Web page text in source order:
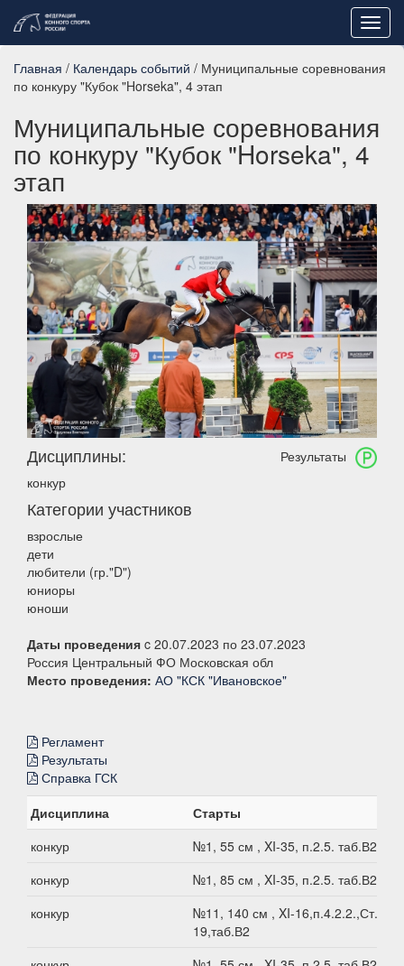
Главная / Календарь событий / Муниципальные соревнования
по конкуру "Кубок "Horseka", 4 этап
Муниципальные соревнования
по конкуру "Кубок "Horseka", 4
этап
Результаты
Дисциплины:
конкур
Категории участников
взрослые
дети
любители (гр."D")
юниоры
юноши
Даты проведения c 20.07.2023 по 23.07.2023
Россия Центральный ФО Московская обл
Место проведения: АО "КСК "Ивановское"
Регламент
Результаты
Справка ГСК
Дисциплина
Старты
конкур
№1, 55 см , XI-35, п.2.5. таб.В2
конкур
№1, 85 см , XI-35, п.2.5. таб.В2
конкур
№11, 140 см , XI-16,п.4.2.2.,Ст.XI-
19,таб.В2